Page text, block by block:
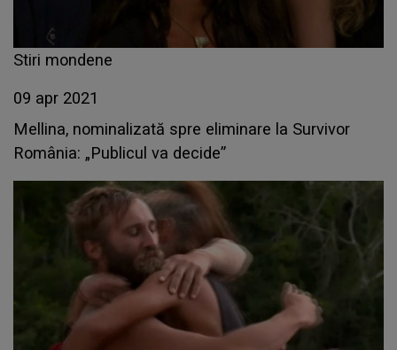
Stiri mondene
09 apr 2021
Mellina, nominalizată spre eliminare la Survivor
România: „Publicul va decide”